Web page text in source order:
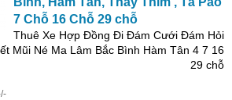
7 Chỗ 16 Chỗ 29 chỗ
Thuê Xe Hợp Đồng Đi Đám Cưới Đám Hỏi
Mũi Né Ma Lâm Bắc Bình Hàm Tân 4 7 16
29 chỗ